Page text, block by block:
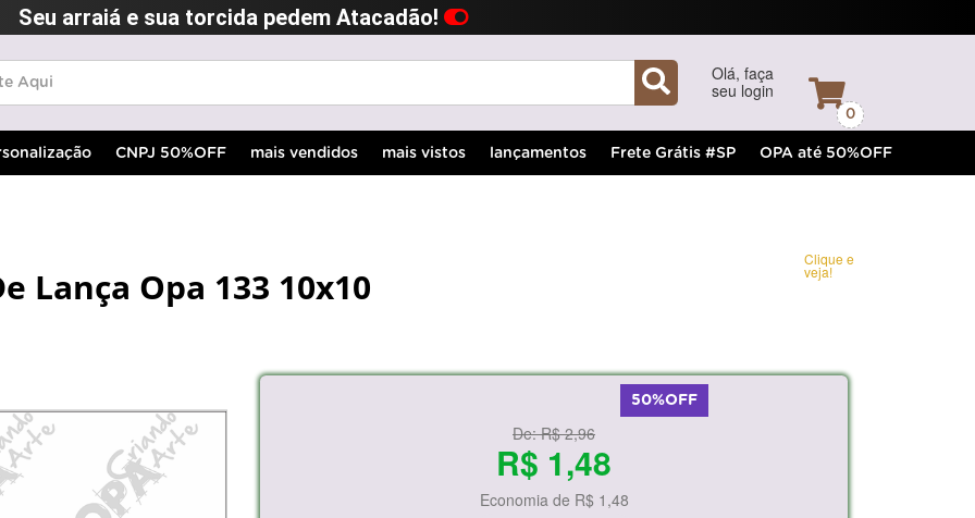
Seu arraiá e sua torcida pedem Atacadão!
Olá, faça
seu login
0
CNPJ 50%OFF mais vendidos mais vistos lançamentos Frete Grátis #SP OPA até 50%OFF
Lança Opa 133 10x10
Clique e
veja!
50%OFF
De:R$ 2,96
R$ 1,48
Economia de R$ 1,48